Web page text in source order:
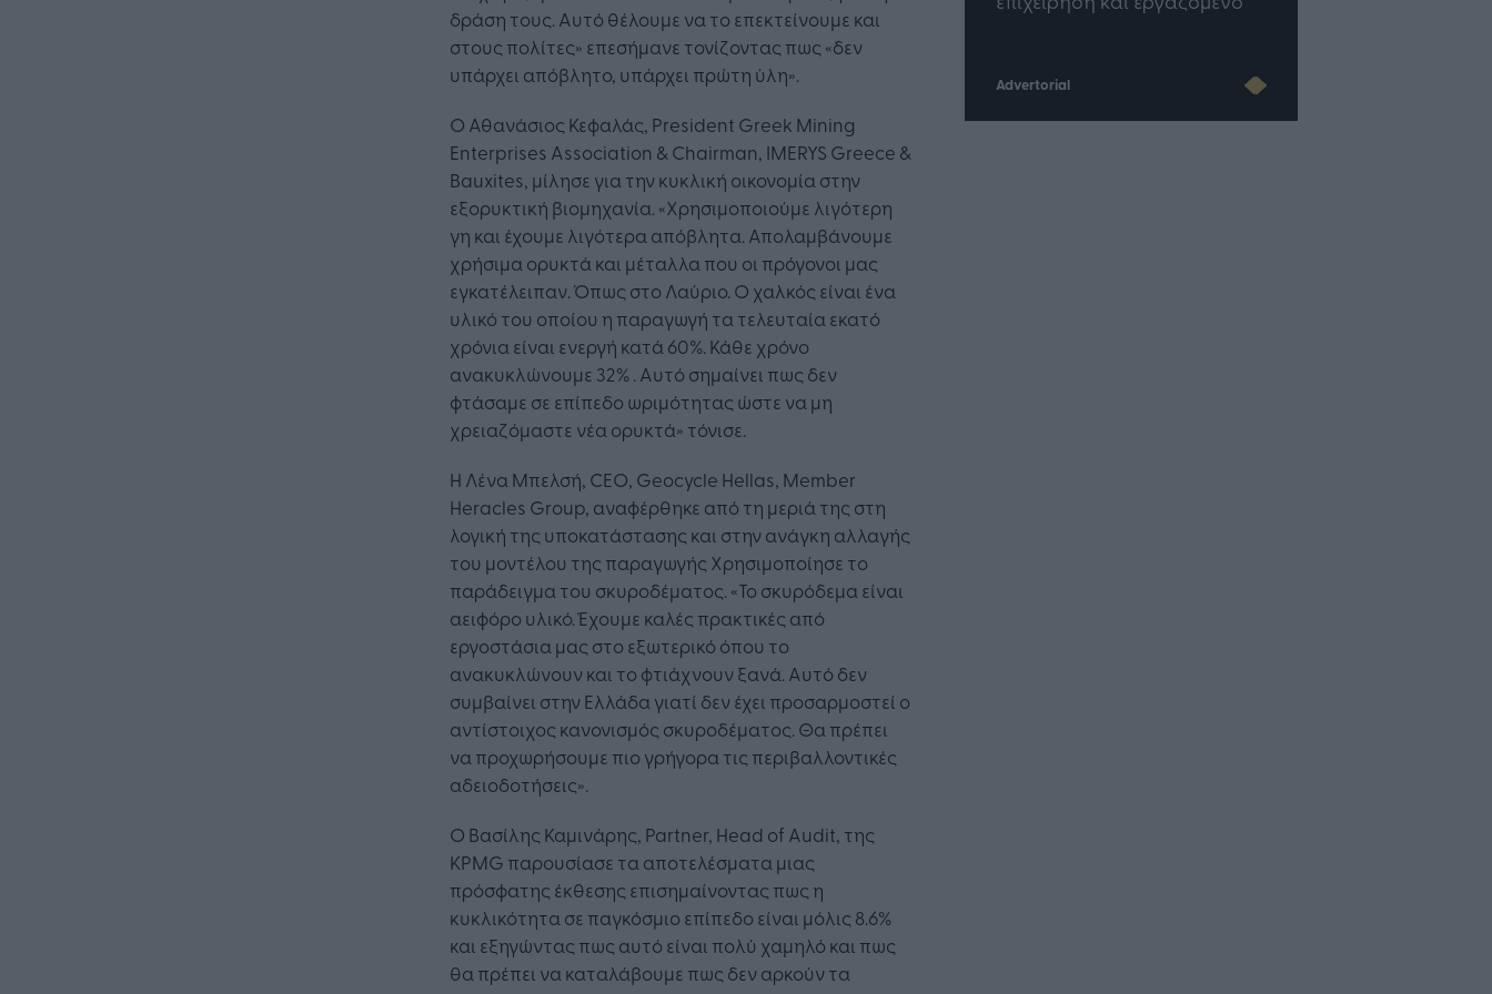
δράση τους. Αυτό θέλουμε να το επεκτείνουμε και
στους πολίτες» επεσήμανε τονίζοντας πως «δεν
υπάρχει απόβλητο, υπάρχει πρώτη ύλη».
Ο Αθανάσιος Κεφαλάς, President Greek Mining
Enterprises Association & Chairman, IMERYS Greece &
Bauxites, μίλησε για την κυκλική οικονομία στην
εξορυκτική βιομηχανία. «Χρησιμοποιούμε λιγότερη
γη και έχουμε λιγότερα απόβλητα. Απολαμβάνουμε
χρήσιμα ορυκτά και μέταλλα που οι πρόγονοι μας
εγκατέλειπαν. Όπως στο Λαύριο. Ο χαλκός είναι ένα
υλικό του οποίου η παραγωγή τα τελευταία εκατό
χρόνια είναι ενεργή κατά 60%. Κάθε χρόνο
ανακυκλώνουμε 32% . Αυτό σημαίνει πως δεν
φτάσαμε σε επίπεδο ωριμότητας ώστε να μη
χρειαζόμαστε νέα ορυκτά» τόνισε.
Η Λένα Μπελσή, CEO, Geocycle Hellas, Member
Heracles Group, αναφέρθηκε από τη μεριά της στη
λογική της υποκατάστασης και στην ανάγκη αλλαγής
του μοντέλου της παραγωγής Χρησιμοποίησε το
παράδειγμα του σκυροδέματος. «Το σκυρόδεμα είναι
αειφόρο υλικό. Έχουμε καλές πρακτικές από
εργοστάσια μας στο εξωτερικό όπου το
ανακυκλώνουν και το φτιάχνουν ξανά. Αυτό δεν
συμβαίνει στην Ελλάδα γιατί δεν έχει προσαρμοστεί ο
αντίστοιχος κανονισμός σκυροδέματος. Θα πρέπει
να προχωρήσουμε πιο γρήγορα τις περιβαλλοντικές
αδειοδοτήσεις».
Ο Βασίλης Καμινάρης, Partner, Head of Audit, της
KPMG παρουσίασε τα αποτελέσματα μιας
πρόσφατης έκθεσης επισημαίνοντας πως η
κυκλικότητα σε παγκόσμιο επίπεδο είναι μόλις 8.6%
και εξηγώντας πως αυτό είναι πολύ χαμηλό και πως
θα πρέπει να καταλάβουμε πως δεν αρκούν τα
Advertorial